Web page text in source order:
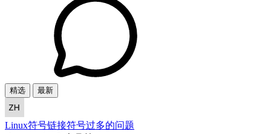
精选 最新
Linux符号链接符号过多的问题